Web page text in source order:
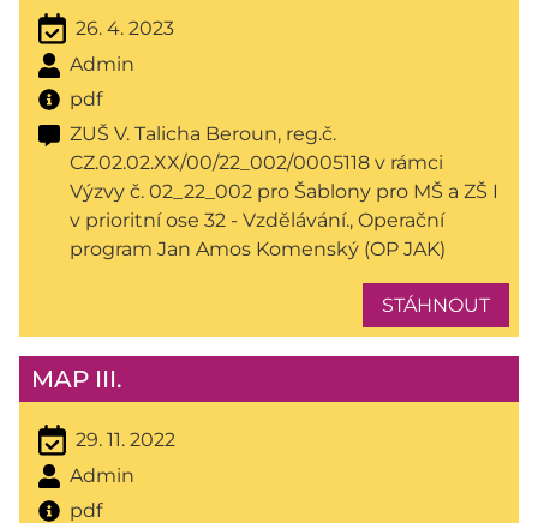
26. 4. 2023
Admin
pdf
ZUŠ V. Talicha Beroun, reg.č.
CZ.02.02.XX/00/22_002/0005118 v rámci
Výzvy č. 02_22_002 pro Šablony pro MŠ a ZŠ I
v prioritní ose 32 - Vzdělávání., Operační
program Jan Amos Komenský (OP JAK)
STÁHNOUT
MAP III.
29. 11. 2022
Admin
pdf